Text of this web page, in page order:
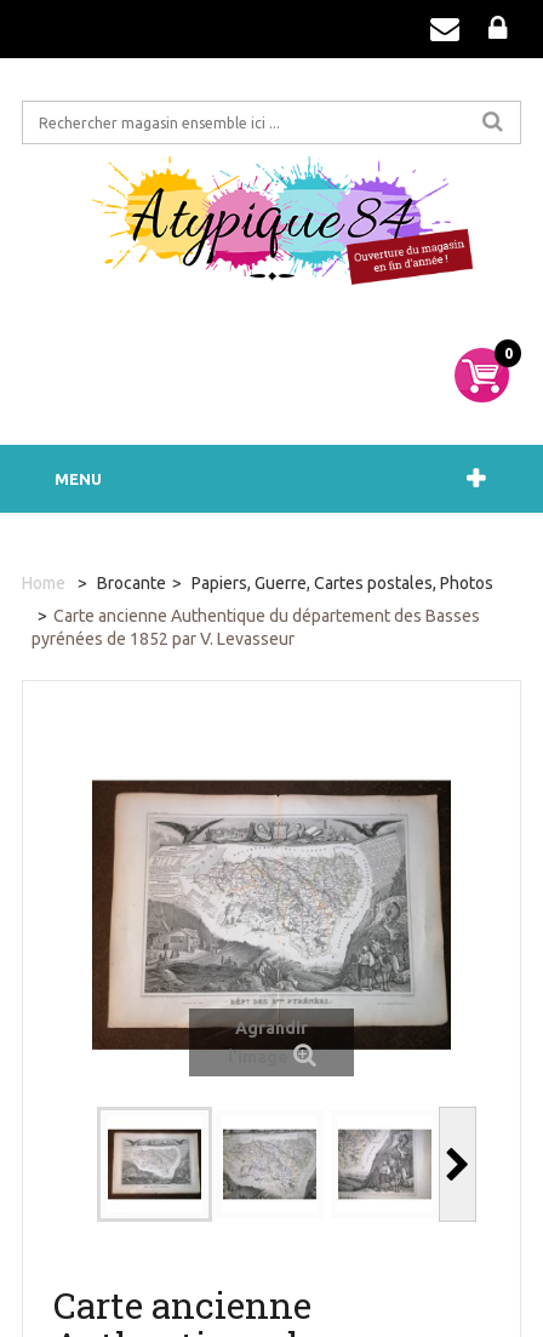
0
MENU
Home > Brocante > Papiers, Guerre, Cartes postales, Photos
> Carte ancienne Authentique du département des Basses
pyrénées de 1852 par V. Levasseur
Agrandir
Carte ancienne